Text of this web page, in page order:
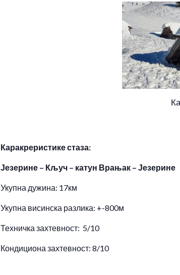
Каракреристике стаза:
Језерине – Кључ – катун Врањак – Језерине
Укупна дужина: 17км
Укупна висинска разлика: +-800м
Техничка захтевност: 5/10
Кондициона захтевност: 8/10